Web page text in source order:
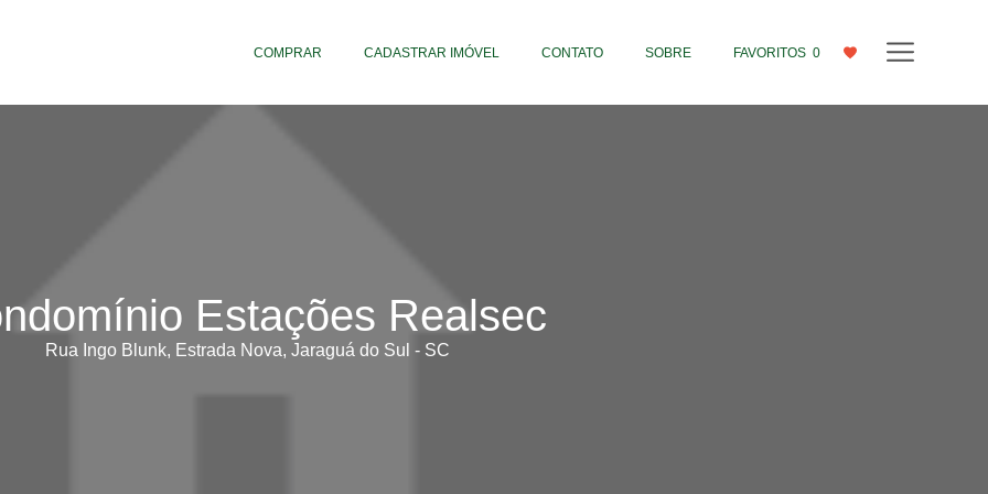
COMPRAR CADASTRAR IMÓVEL CONTATO SOBRE FAVORITOS 0
Estações Realsec
Rua Ingo Blunk, Estrada Nova, Jaraguá do Sul - SC